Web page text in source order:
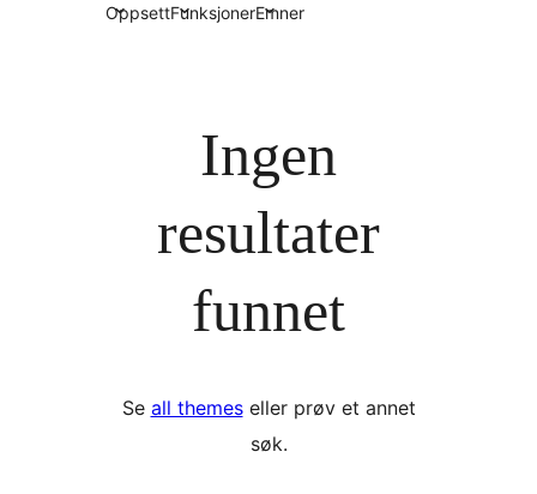
OppsettFunksjonerEmner
Ingen
resultater
funnet
Se all themeseller prøv et annet
søk.